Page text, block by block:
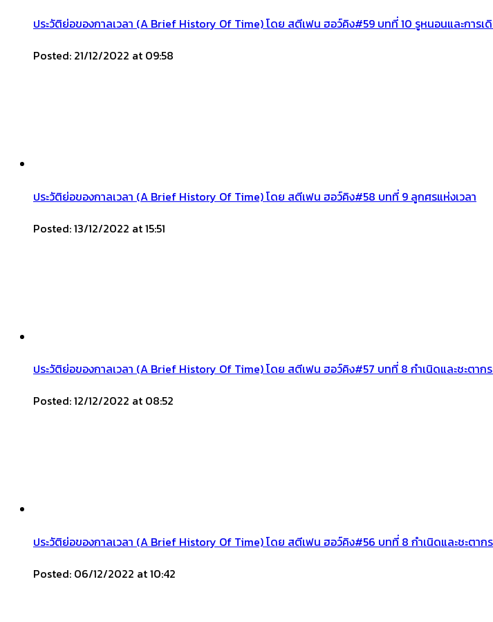
ประวัติย่อของกาลเวลา (A Brief History Of Time) โดย สตีเฟน ฮอว์คิง#59 บทที่ 10 รูหนอนและการเดิ
Posted: 21/12/2022 at 09:58
ประวัติย่อของกาลเวลา (A Brief History Of Time) โดย สตีเฟน ฮอว์คิง#58 บทที่ 9 ลูกศรแห่งเวลา
Posted: 13/12/2022 at 15:51
ประวัติย่อของกาลเวลา (A Brief History Of Time) โดย สตีเฟน ฮอว์คิง#57 บทที่ 8 กำเนิดและชะตา
Posted: 12/12/2022 at 08:52
ประวัติย่อของกาลเวลา (A Brief History Of Time) โดย สตีเฟน ฮอว์คิง#56 บทที่ 8 กำเนิดและชะตา
Posted: 06/12/2022 at 10:42